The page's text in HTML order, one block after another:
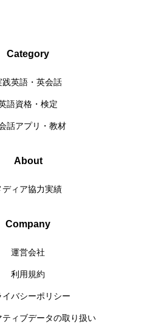
Category
践英語・英会話
語資格・検定
話アプリ・教材
About
ディア協力実績
Company
運営会社
利用規約
イバシーポリシー
ティブデータの取り扱い